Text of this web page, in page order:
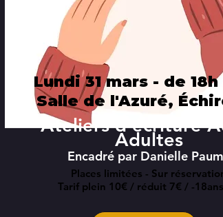
Lundi 31 mars - de 18h
Salle de l'Azuré,
Ateliers d'écriture
Adultes
Encadré par Danielle
Places limitées - Sur
Tarif plein 10€ / réduit 7€ / -